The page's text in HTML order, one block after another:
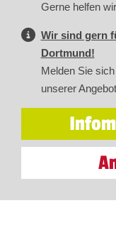
Gerne helfen
Wir sind gern
Dortmund!
Melden Sie
unserer